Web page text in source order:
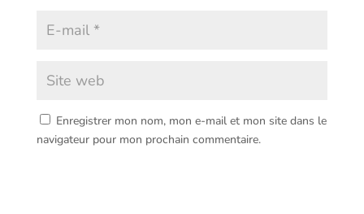
Enregistrer mon nom, mon e-mail et mon site dans le
navigateur pour mon prochain commentaire.